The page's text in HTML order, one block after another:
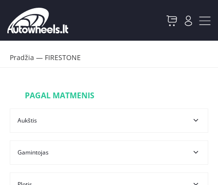
Pradžia — FIRESTONE
PAGAL MATMENIS